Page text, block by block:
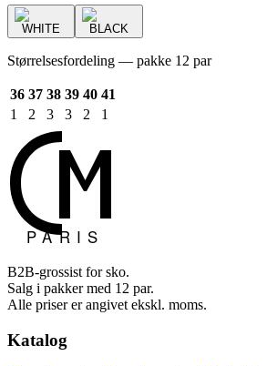
WHITE BLACK
Størrelsesfordeling — pakke 12 par
36 37 38 39 40 41
1
2 3 3 2 1
B2B-grossist for sko.
Salg i pakker med 12 par.
Alle priser er angivet ekskl. moms.
Katalog